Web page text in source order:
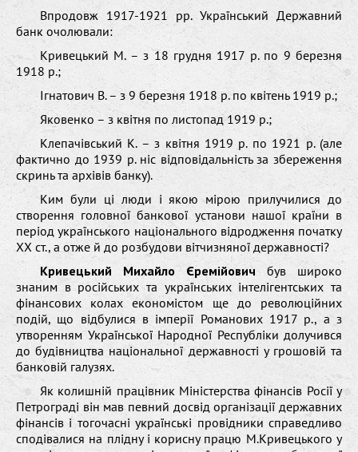
Впродовж 1917-1921 рр. Український Державний
банк очолювали:
Кривецький М. – з 18 грудня 1917 р. по 9 березня
1918 р.;
Ігнатович В. – з 9 березня 1918 р. по квітень 1919 р.;
Яковенко – з квітня по листопад 1919 р.;
Клепачівський К. – з квітня 1919 р. по 1921 р. (але
фактично до 1939 р. ніс відповідальність за збереження
скринь та архівів банку).
Ким були ці люди і якою мірою прилучилися до
створення головної банкової установи нашої країни в
період українського національного відродження початку
ХХ ст., а отже й до розбудови вітчизняної державності?
Кривецький Михайло Єремійовичбув широко
знаним в російських та українських інтелігентських та
фінансових колах економістом ще до революційних
подій, що відбулися в імперії Романових 1917 р., а з
утворенням Української Народної Республіки долучився
до будівництва національної державності у грошовій та
банковій галузях.
Як колишній працівник Міністерства фінансів Росії у
Петрограді він мав певний досвід організації державних
фінансів і тогочасні українські провідники справедливо
сподівалися на плідну і корисну працю М.Кривецького у